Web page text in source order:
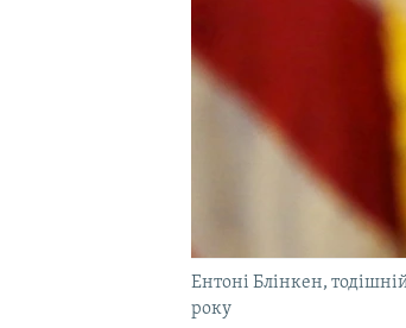
Ентоні Блінкен,
року